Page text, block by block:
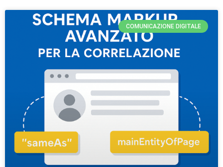
COMUNICAZIONE DIGITALE